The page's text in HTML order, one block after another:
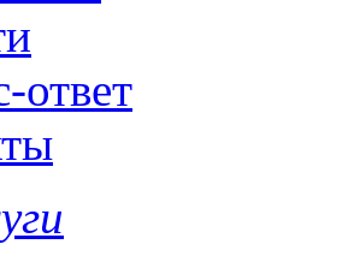
ответ